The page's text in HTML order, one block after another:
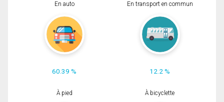
En auto
60.39 %
En transport en commun
12.2 %
À pied À bicyclette